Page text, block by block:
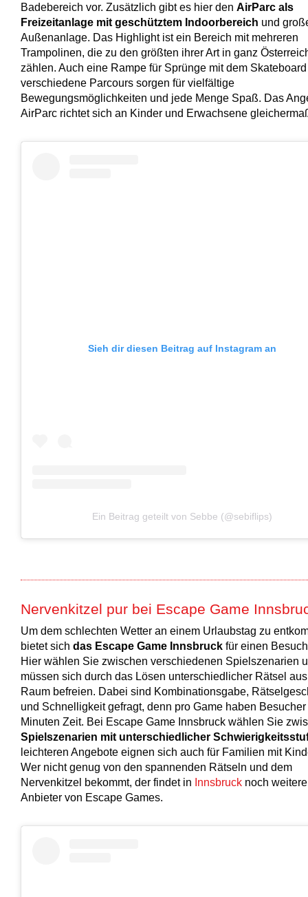
Badebereich vor. Zusätzlich gibt es hier den AirParc als
Freizeitanlage mit geschütztem Indoorbereich und
Außenanlage. Das Highlight ist ein Bereich mit mehreren
Trampolinen, die zu den größten ihrer Art in ganz
zählen. Auch eine Rampe für Sprünge mit dem
verschiedene Parcours sorgen für vielfältige
Bewegungsmöglichkeiten und jede Menge Spaß. Das
AirParc richtet sich an Kinder und Erwachsene
Sieh dir diesen Beitrag auf Instagram an
Ein Beitrag geteilt von Sebbe (@sebiflips)
Nervenkitzel pur bei Escape Game
Um dem schlechten Wetter an einem Urlaubstag zu
bietet sich das Escape Game Innsbruck für einen
Hier wählen Sie zwischen verschiedenen Spielszenarien
müssen sich durch das Lösen unterschiedlicher Rätsel
Raum befreien. Dabei sind Kombinationsgabe,
und Schnelligkeit gefragt, denn pro Game haben
Minuten Zeit. Bei Escape Game Innsbruck wählen Sie
Spielszenarien mit unterschiedlicher
leichteren Angebote eignen sich auch für Familien mit
Wer nicht genug von den spannenden Rätseln und dem
Nervenkitzel bekommt, der findet in Innsbruck noch weitere
Anbieter von Escape Games.